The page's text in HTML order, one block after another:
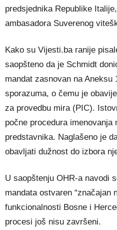
predsjednika Republike
ambasadora Suverenog
Kako su Vijesti.ba ranije
saopšteno da je Schmidt
mandat zasnovan na Aneksu
sporazuma, o čemu je
za provedbu mira (PIC).
počne procedura imenovanja
predstavnika. Naglašeno je
obavljati dužnost do izbora
U saopštenju OHR-a navodi
mandata ostvaren “značajan
funkcionalnosti Bosne i
procesi još nisu završeni.